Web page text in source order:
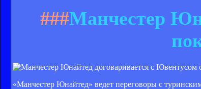
###Манчестер
«Манчестер Юнайтед» ведет переговоры с